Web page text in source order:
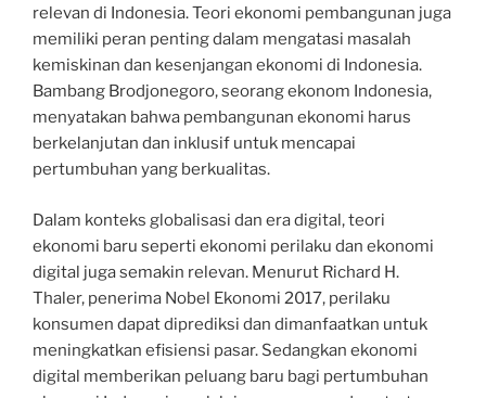
relevan di Indonesia. Teori ekonomi pembangunan juga
memiliki peran penting dalam mengatasi masalah
kemiskinan dan kesenjangan ekonomi di Indonesia.
Bambang Brodjonegoro, seorang ekonom Indonesia,
menyatakan bahwa pembangunan ekonomi harus
berkelanjutan dan inklusif untuk mencapai
pertumbuhan yang berkualitas.
Dalam konteks globalisasi dan era digital, teori
ekonomi baru seperti ekonomi perilaku dan ekonomi
digital juga semakin relevan. Menurut Richard H.
Thaler, penerima Nobel Ekonomi 2017, perilaku
konsumen dapat diprediksi dan dimanfaatkan untuk
meningkatkan efisiensi pasar. Sedangkan ekonomi
digital memberikan peluang baru bagi pertumbuhan